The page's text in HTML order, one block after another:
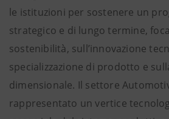
le istituzioni per sostenere un
strategico e di lungo termine,
sostenibilità, sull’innovazione
specializzazione di prodotto e
dimensionale. Il settore
rappresentato un vertice